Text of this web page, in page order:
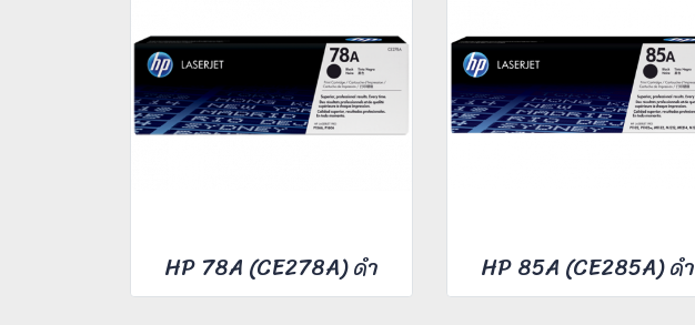
HP 78A (CE278A) ดำ HP 85A (CE285A) ดำ